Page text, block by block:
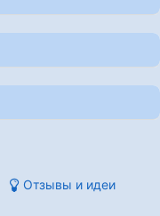
Отзывы и идеи